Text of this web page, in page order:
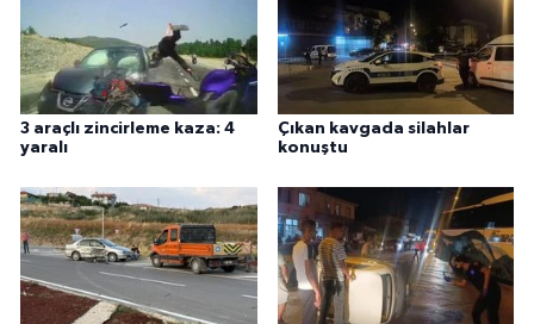
3 araçlı zincirleme kaza: 4
yaralı
Çıkan kavgada silahlar
konuştu